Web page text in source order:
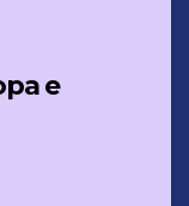
e